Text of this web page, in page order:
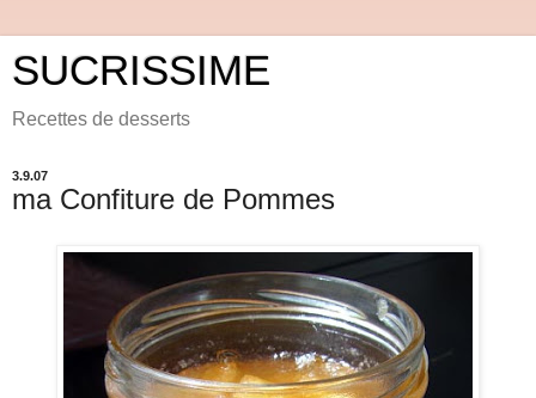
SUCRISSIME
Recettes de desserts
3.9.07
ma Confiture de Pommes